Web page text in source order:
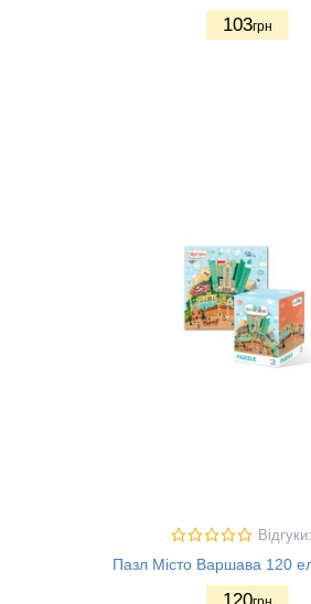
103грн
Пазл Місто Варшава 120